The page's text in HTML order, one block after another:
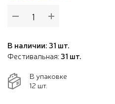
В наличии: 31 шт.
Фестивальная:31 шт.
В упаковке
12 шт.